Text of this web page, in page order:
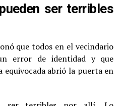
ser terribles
que todos en el vecindario
error de identidad y que
equivocada abrió la puerta en